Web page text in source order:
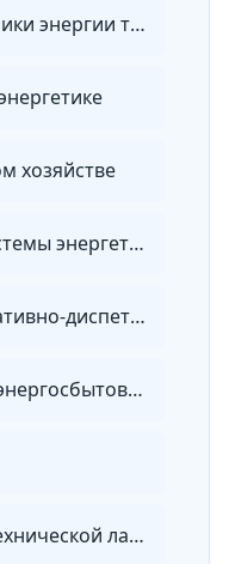
Альтернативные источники энергии транспортных средств
хозяйстве
Внутренний аудитор системы энергетического менеджмента
Г.2.5 Организация оперативно-диспетчерского управления в электроэнергетике
Генеральный директор энергосбытовой организации
Деятельность электротехнической лаборатории